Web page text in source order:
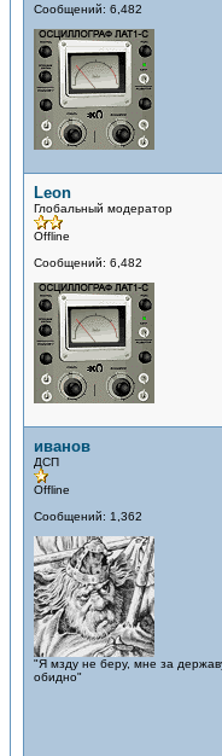
Сообщений: 6,482
Leon
Глобальный модератор
Offline
Сообщений: 6,482
иванов
ДСП
Offline
Сообщений: 1,362
"Я мзду не беру, мне за
обидно"